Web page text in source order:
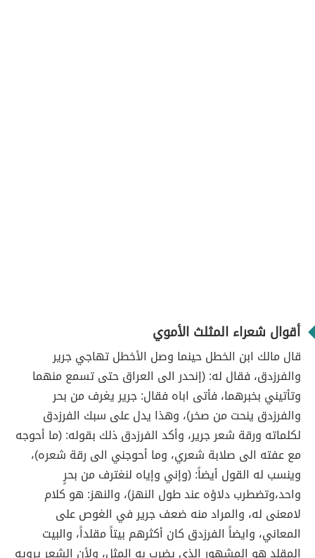
أقوال شعراء المثلث الأموي
قال مالك ابن الخطل حينما وصل الأخطل تهاجي جرير
والفرزدق، فقال له: (إنحدر الى العراق حتى تسمع منهما
وتأتيني بخبرهما، فأتى اباه فقال: جرير يغرف من بحر
والفرزدق ينحت من صخر)، وهذا يدل على سبك الفرزدق
لكلماته ورقة شعر جرير، وأكد الفرزدق ذلك بقوله: (ما أحوجه
مع عفته الى صلابة شعري، وما أحوجني الى رقة شعره)،
وينسب له القول أيضاً: (وإني وإياه لنغترف من بحرٍ
واحد،وتضطرب دلاؤه عند طول النهز)، والنهز: هو كلام
لامعنى له، والمراد منه ضعف جرير في الغوص على
المعاني، وايضاً الفرزدق كان أكثرهم بيتاً مقلداً، والبيت
المقلد هو المشهور الذي يضرب به المثل، ولأن الشعر يرويه